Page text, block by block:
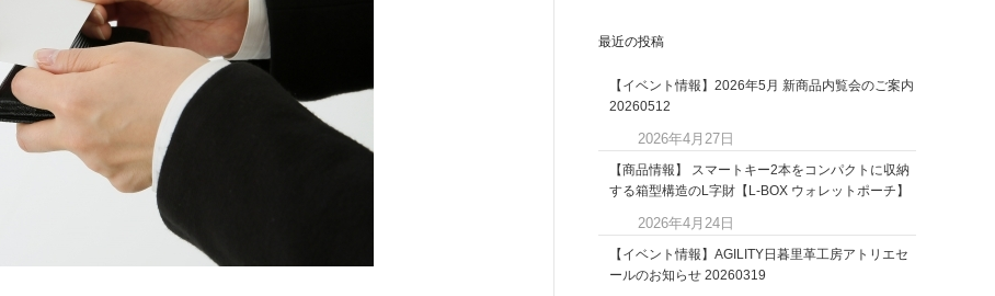
最近の投稿
【イベント情報】2026年5月 新商品内覧会のご案内
20260512
2026年4月27日
【商品情報】 スマートキー2本をコンパクトに収納
する箱型構造のL字財【L-BOX ウォレットポーチ】
2026年4月24日
【イベント情報】AGILITY日暮里革工房アトリエセ
ールのお知らせ 20260319